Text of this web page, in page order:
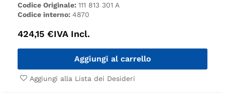
Codice Originale: 111 813 301 A
Codice interno: 4870
424,15 €IVA Incl.
Aggiungi al carrello
Aggiungi alla Lista dei Desideri